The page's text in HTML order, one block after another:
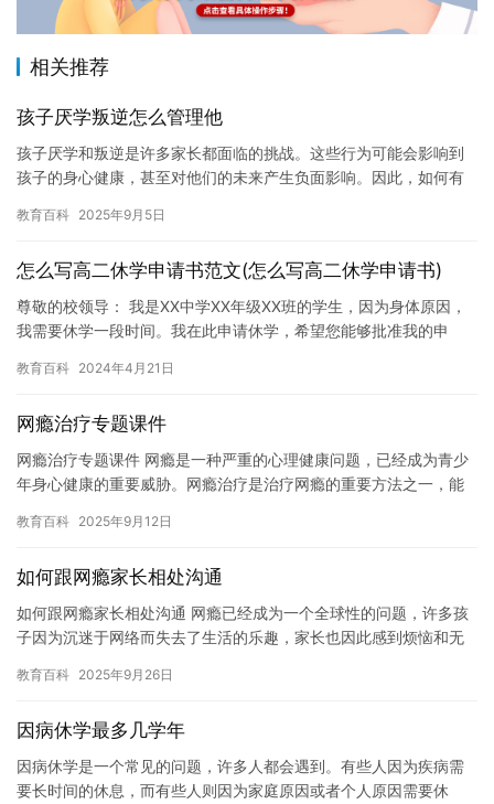
相关推荐
孩子厌学叛逆怎么管理他
孩子厌学和叛逆是许多家长都面临的挑战。这些行为可能会影响到
孩子的身心健康，甚至对他们的未来产生负面影响。因此，如何有
本文中…
教育百科 2025年9月5日
怎么写高二休学申请书范文(怎么写高二休学申请书)
尊敬的校领导： 我是XX中学XX年级XX班的学生，因为身体原因，
我需要休学一段时间。我在此申请休学，希望您能够批准我的申
健…
教育百科 2024年4月21日
网瘾治疗专题课件
网瘾治疗专题课件 网瘾是一种严重的心理健康问题，已经成为青少
年身心健康的重要威胁。网瘾治疗是治疗网瘾的重要方法之一，能
件旨…
教育百科 2025年9月12日
如何跟网瘾家长相处沟通
如何跟网瘾家长相处沟通 网瘾已经成为一个全球性的问题，许多孩
子因为沉迷于网络而失去了生活的乐趣，家长也因此感到烦恼和无
们…
教育百科 2025年9月26日
因病休学最多几学年
因病休学是一个常见的问题，许多人都会遇到。有些人因为疾病需
要长时间的休息，而有些人则因为家庭原因或者个人原因需要休